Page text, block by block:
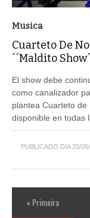
Musica
Cuarteto De
´´Maldito
El show debe
como canalizador
plantea Cuarteto de
disponible en todas
PUBLICADO DIA 20/
« Primeira